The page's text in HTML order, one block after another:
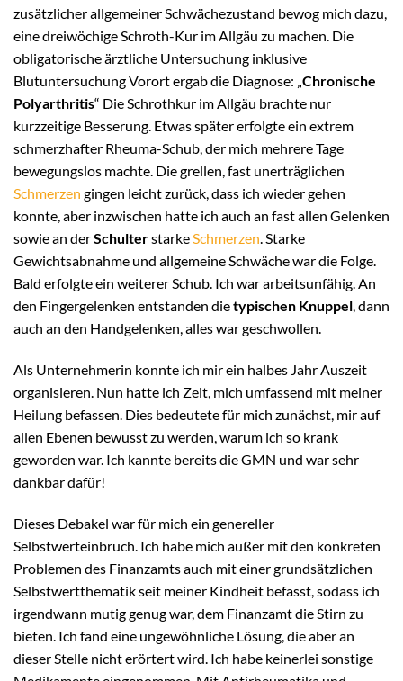
zusätzlicher allgemeiner Schwächezustand bewog mich dazu,
eine dreiwöchige Schroth-Kur im Allgäu zu machen. Die
obligatorische ärztliche Untersuchung inklusive
Blutuntersuchung Vorort ergab die Diagnose: „Chronische
Polyarthritis“ Die Schrothkur im Allgäu brachte nur
kurzzeitige Besserung. Etwas später erfolgte ein extrem
schmerzhafter Rheuma-Schub, der mich mehrere Tage
bewegungslos machte. Die grellen, fast unerträglichen
Schmerzen gingen leicht zurück, dass ich wieder gehen
konnte, aber inzwischen hatte ich auch an fast allen Gelenken
sowie an derSchulterstarkeSchmerzen. Starke
Gewichtsabnahme und allgemeine Schwäche war die Folge.
Bald erfolgte ein weiterer Schub. Ich war arbeitsunfähig. An
den Fingergelenken entstanden dietypischen Knuppel, dann
auch an den Handgelenken, alles war geschwollen.
Als Unternehmerin konnte ich mir ein halbes Jahr Auszeit
organisieren. Nun hatte ich Zeit, mich umfassend mit meiner
Heilung befassen. Dies bedeutete für mich zunächst, mir auf
allen Ebenen bewusst zu werden, warum ich so krank
geworden war. Ich kannte bereits die GMN und war sehr
dankbar dafür!
Dieses Debakel war für mich ein genereller
Selbstwerteinbruch. Ich habe mich außer mit den konkreten
Problemen des Finanzamts auch mit einer grundsätzlichen
Selbstwertthematik seit meiner Kindheit befasst, sodass ich
irgendwann mutig genug war, dem Finanzamt die Stirn zu
bieten. Ich fand eine ungewöhnliche Lösung, die aber an
dieser Stelle nicht erörtert wird. Ich habe keinerlei sonstige